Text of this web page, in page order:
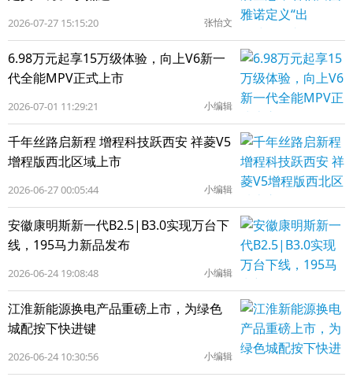
2026-07-27 15:15:20 张怡文
6.98万元起享15万级体验，向上V6新一
代全能MPV正式上市
2026-07-01 11:29:21 小编辑
千年丝路启新程 增程科技跃西安 祥菱V5
增程版西北区域上市
2026-06-27 00:05:44 小编辑
安徽康明斯新一代B2.5|B3.0实现万台下
线，195马力新品发布
2026-06-24 19:08:48 小编辑
江淮新能源换电产品重磅上市，为绿色
城配按下快进键
2026-06-24 10:30:56 小编辑